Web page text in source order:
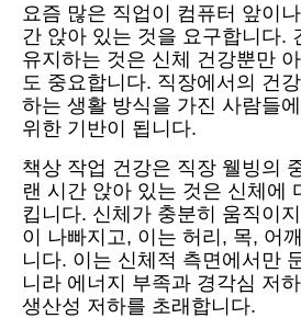
요즘 많은 직업이 컴퓨터 앞이
간 앉아 있는 것을 요구합니다.
유지하는 것은 신체 건강뿐만
도 중요합니다. 직장에서의 건
하는 생활 방식을 가진 사람들
위한 기반이 됩니다.
책상 작업 건강은 직장 웰빙의
랜 시간 앉아 있는 것은 신체에
킵니다. 신체가 충분히 움직이
이 나빠지고, 이는 허리, 목, 어
니다. 이는 신체적 측면에서만
니라 에너지 부족과 경각심 저
생산성 저하를 초래합니다.